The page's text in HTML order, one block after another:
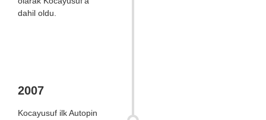
dahil oldu.
2007
Kocayusuf ilk Autopin